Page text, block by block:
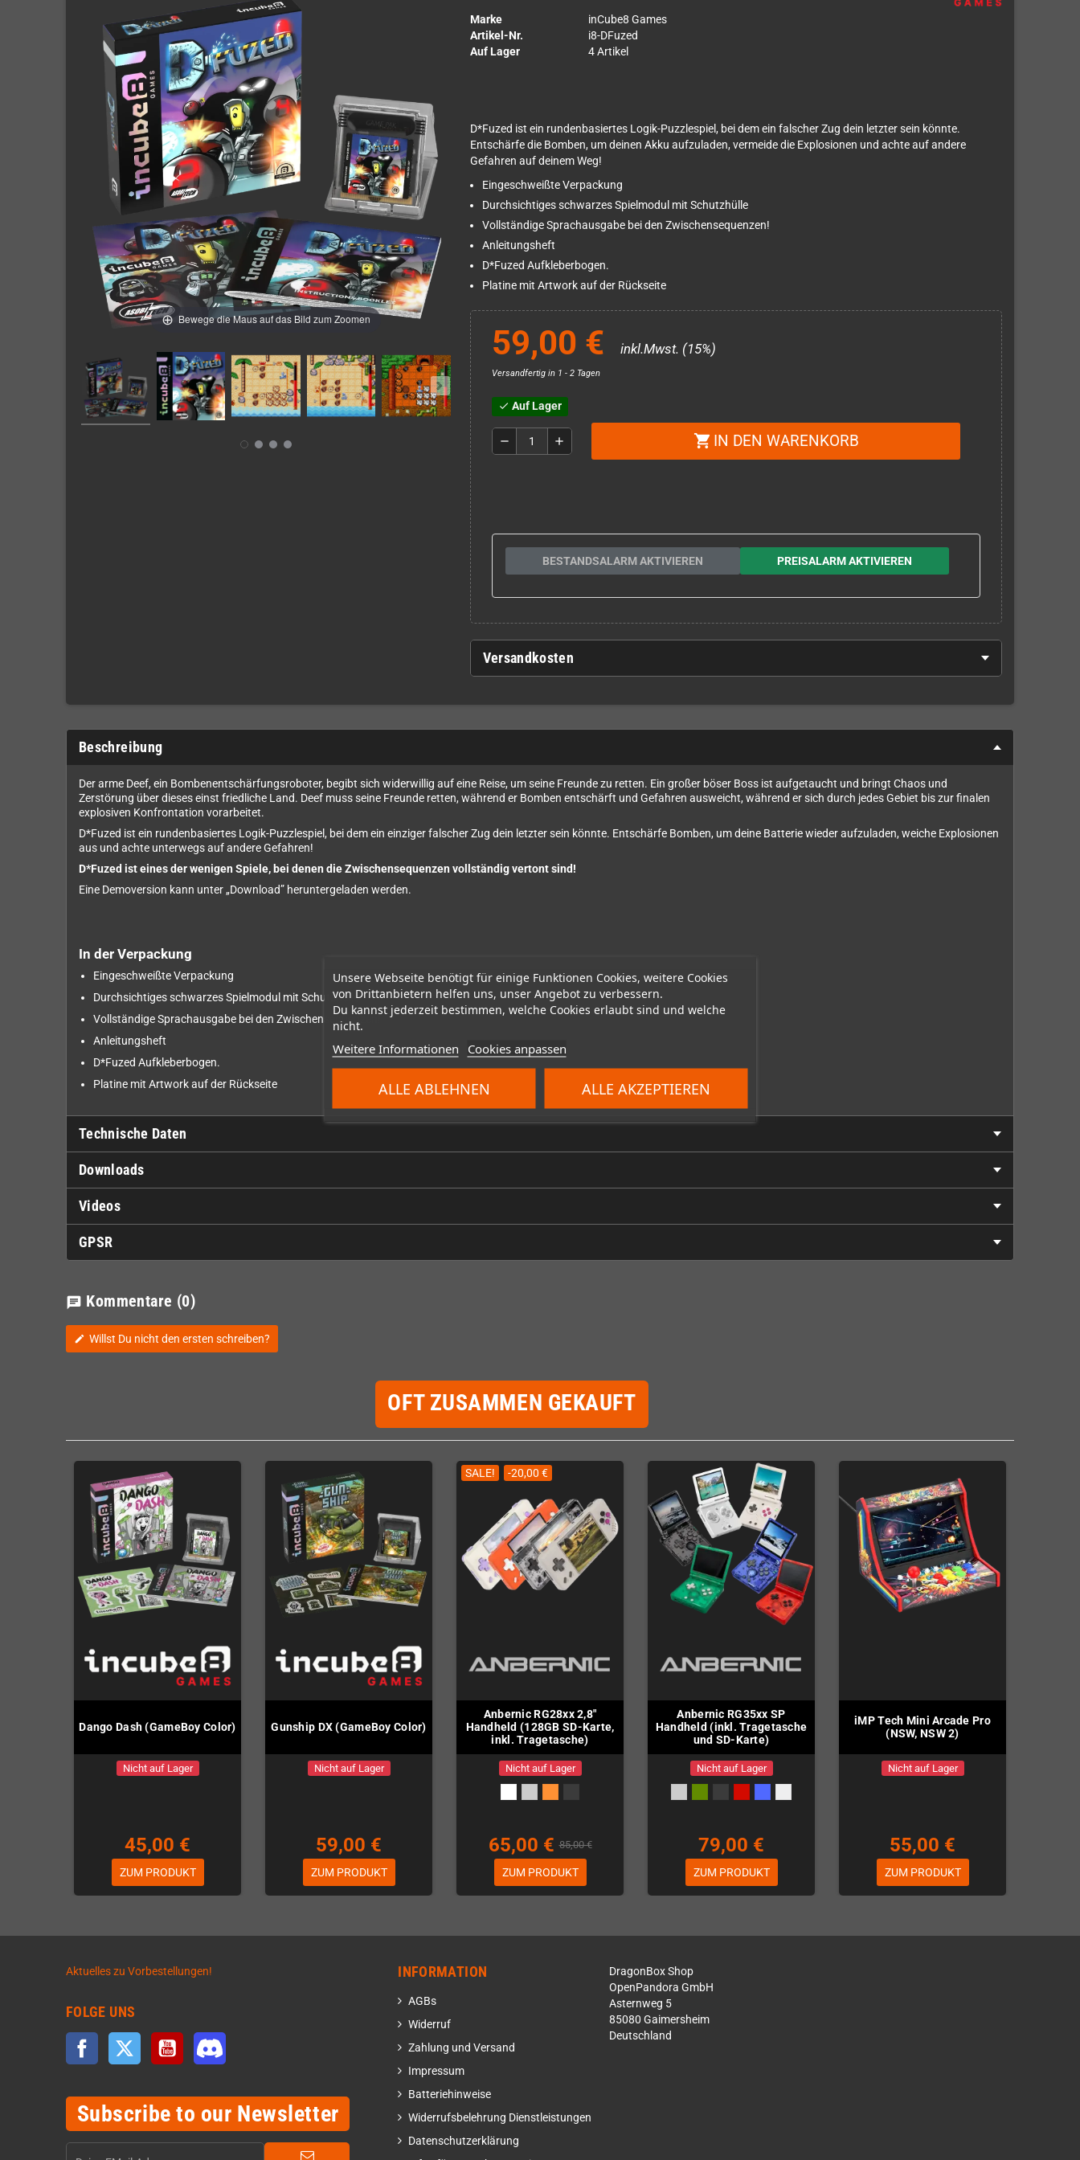
Unsere Webseite benötigt für einige Funktionen Cookies, weitere Cookies
von Drittanbietern helfen uns, unser Angebot zu verbessern.
Du kannst jederzeit bestimmen, welche Cookies erlaubt sind und welche
nicht.
Weitere Informationen Cookies anpassen
ALLE ABLEHNEN ALLE AKZEPTIEREN
Bewege die Maus auf das Bild zum Zoomen
Marke
inCube8 Games
Artikel-Nr.
i8-DFuzed
Auf Lager
4 Artikel
D*Fuzed ist ein rundenbasiertes Logik-Puzzlespiel, bei dem ein falscher Zug dein letzter sein könnte.
Entschärfe die Bomben, um deinen Akku aufzuladen, vermeide die Explosionen und achte auf andere
Gefahren auf deinem Weg!
Eingeschweißte Verpackung
Durchsichtiges schwarzes Spielmodul mit Schutzhülle
Vollständige Sprachausgabe bei den Zwischensequenzen!
Anleitungsheft
D*Fuzed Aufkleberbogen.
Platine mit Artwork auf der Rückseite
59,00 € inkl.Mwst. (15%)
Versandfertig in 1 - 2 Tagen
check Auf Lager
remove add shopping_cart IN DEN WARENKORB
BESTANDSALARM AKTIVIEREN PREISALARM AKTIVIEREN
Versandkosten
Beschreibung
Der arme Deef, ein Bombenentschärfungsroboter, begibt sich widerwillig auf eine Reise, um seine Freunde zu retten. Ein großer böser Boss ist aufgetaucht und bringt Chaos und
Zerstörung über dieses einst friedliche Land. Deef muss seine Freunde retten, während er Bomben entschärft und Gefahren ausweicht, während er sich durch jedes Gebiet bis zur finalen
explosiven Konfrontation vorarbeitet.
D*Fuzed ist ein rundenbasiertes Logik-Puzzlespiel, bei dem ein einziger falscher Zug dein letzter sein könnte. Entschärfe Bomben, um deine Batterie wieder aufzuladen, weiche Explosionen
aus und achte unterwegs auf andere Gefahren!
D*Fuzed ist eines der wenigen Spiele, bei denen die Zwischensequenzen vollständig vertont sind!
Eine Demoversion kann unter „Download” heruntergeladen werden.
In der Verpackung
Eingeschweißte Verpackung
Durchsichtiges schwarzes Spielmodul mit Schutzhülle
Vollständige Sprachausgabe bei den Zwischensequenzen!
Anleitungsheft
D*Fuzed Aufkleberbogen.
Platine mit Artwork auf der Rückseite
Technische Daten
Downloads
Videos
GPSR
chat Kommentare (0)
edit Willst Du nicht den ersten schreiben?
OFT ZUSAMMEN GEKAUFT
Dango Dash (GameBoy Color)
Nicht auf Lager
45,00 €
ZUM PRODUKT
Gunship DX (GameBoy Color)
Nicht auf Lager
59,00 €
ZUM PRODUKT
SALE! -20,00 €
Anbernic RG28xx 2,8"
Handheld (128GB SD-Karte,
inkl. Tragetasche)
Nicht auf Lager
65,00 € 85,00 €
ZUM PRODUKT
Anbernic RG35xx SP
Handheld (inkl. Tragetasche
und SD-Karte)
Nicht auf Lager
79,00 €
ZUM PRODUKT
iMP Tech Mini Arcade Pro
(NSW, NSW 2)
Nicht auf Lager
55,00 €
ZUM PRODUKT
Aktuelles zu Vorbestellungen!
FOLGE UNS
Facebook Twitter YouTube
Subscribe to our Newsletter
INFORMATION
AGBs
Widerruf
Zahlung und Versand
Impressum
Batteriehinweise
Widerrufsbelehrung Dienstleistungen
Datenschutzerklärung
DragonBox Shop
OpenPandora GmbH
Asternweg 5
85080 Gaimersheim
Deutschland